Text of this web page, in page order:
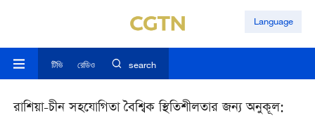
Language
টিভি রেডিও search
রাশিয়া-চীন সহযোগিতা বৈশ্বিক স্থিতিশীলতার জন্য অনুকূল: